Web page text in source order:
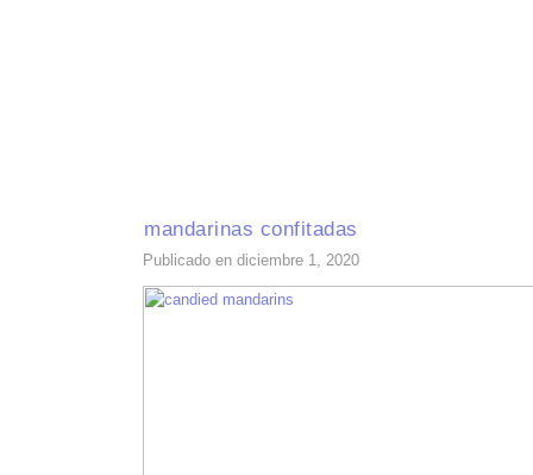
mandarinas confitadas
Publicado en diciembre 1, 2020